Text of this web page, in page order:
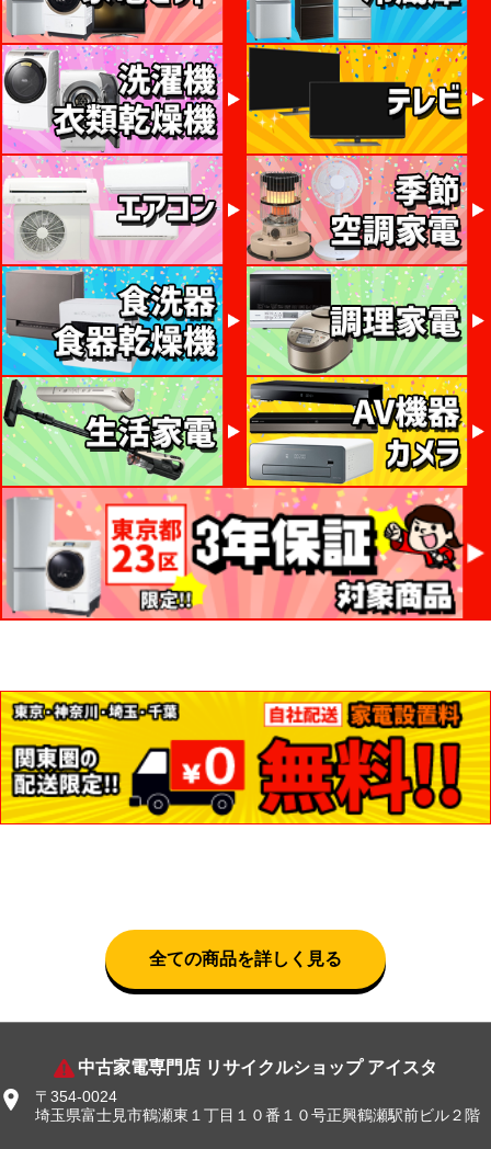
全ての商品を詳しく見る
中古家電専門店 リサイクルショップ アイスタ
〒354-0024
埼玉県富士見市鶴瀬東１丁目１０番１０号正興鶴瀬駅前ビル２階